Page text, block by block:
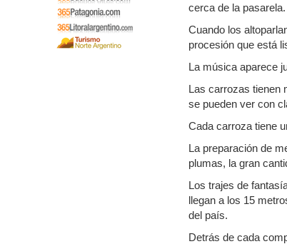
cerca de la pasarela.
Cuando los
procesión que está
La música aparece
Las carrozas tienen
se pueden ver con
Cada carroza tiene
La preparación de
plumas, la gran
Los trajes de
llegan a los 15
del país.
Detrás de cada